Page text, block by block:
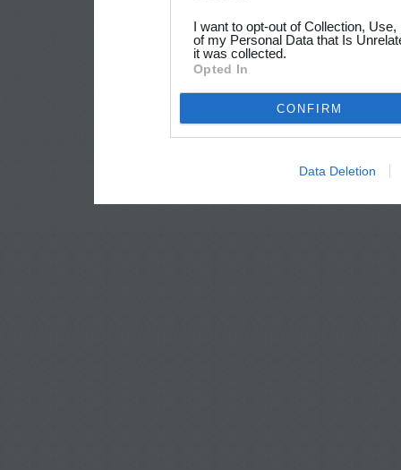
I want to opt-out of Collection,
of my Personal Data that Is
it was collected.
Opted In
CONFIRM
Data Deletion